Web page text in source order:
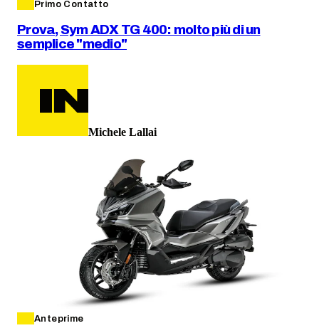
Primo Contatto
Prova, Sym ADX TG 400: molto più di un
semplice "medio"
Michele Lallai
Anteprime